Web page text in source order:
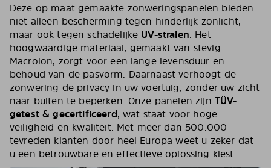
Deze op maat gemaakte zonweringspanelen bieden
niet alleen bescherming tegen hinderlijk zonlicht,
maar ook tegen schadelijke UV-stralen. Het
hoogwaardige materiaal, gemaakt van stevig
Macrolon, zorgt voor een lange levensduur en
behoud van de pasvorm. Daarnaast verhoogt de
zonwering de privacy in uw voertuig, zonder uw zicht
naar buiten te beperken. Onze panelen zijn TÜV-
getest & gecertificeerd, wat staat voor hoge
veiligheid en kwaliteit. Met meer dan 500.000
tevreden klanten door heel Europa weet u zeker dat
u een betrouwbare en effectieve oplossing kiest.